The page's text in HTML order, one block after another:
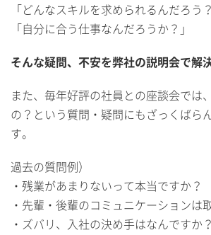
「どんなスキルを求められるんだろう？
「自分に合う仕事なんだろうか？」
そんな疑問、不安を弊社の説明会で解
また、毎年好評の社員との座談会では
の？という質問・疑問にもざっくばら
す。
過去の質問例）
・残業があまりないって本当ですか？
・先輩・後輩のコミュニケーションは
・ズバリ、入社の決め手はなんです